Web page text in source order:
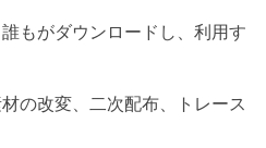
もがダウンロードし、利用す
の改変、二次配布、トレース